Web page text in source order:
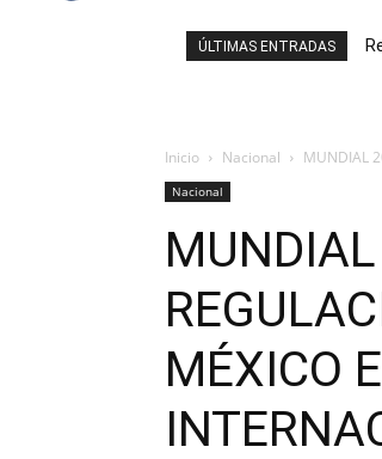
ÚLTIMAS ENTRADAS
Inicio Nacional MUNDIAL
Nacional
MÉXICO